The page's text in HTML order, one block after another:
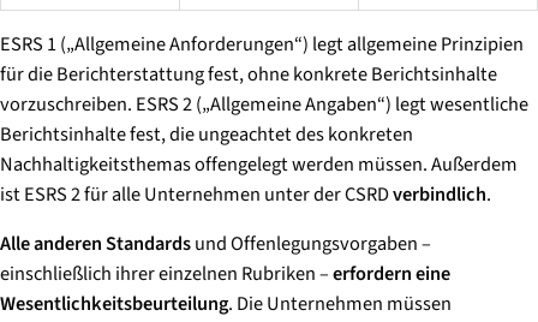
ESRS 1 („Allgemeine Anforderungen“) legt allgemeine Prinzipien
für die Berichterstattung fest, ohne konkrete Berichtsinhalte
vorzuschreiben. ESRS 2 („Allgemeine Angaben“) legt wesentliche
Berichtsinhalte fest, die ungeachtet des konkreten
Nachhaltigkeitsthemas offengelegt werden müssen. Außerdem
ist ESRS 2 für alle Unternehmen unter der CSRDverbindlich.
Alle anderen Standardsund Offenlegungsvorgaben –
einschließlich ihrer einzelnen Rubriken –erfordern eine
Wesentlichkeitsbeurteilung. Die Unternehmen müssen